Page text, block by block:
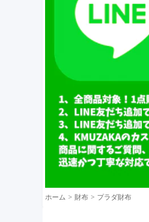
ホーム 財布
プラダ財布